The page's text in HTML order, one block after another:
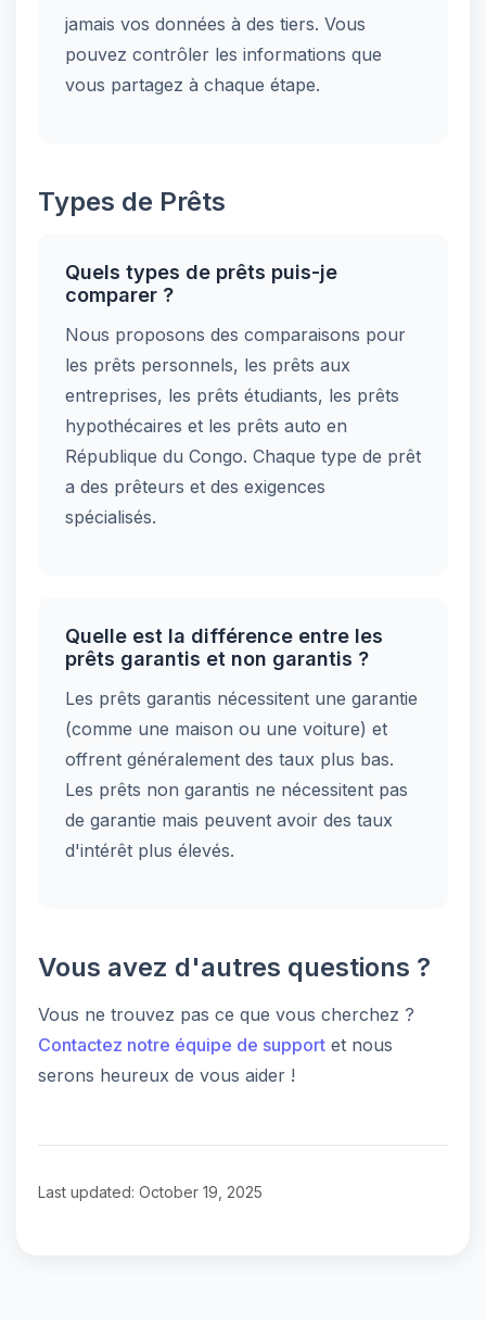
jamais vos données à des tiers. Vous
pouvez contrôler les informations que
vous partagez à chaque étape.
Types de Prêts
Quels types de prêts puis-je
comparer ?
Nous proposons des comparaisons pour
les prêts personnels, les prêts aux
entreprises, les prêts étudiants, les prêts
hypothécaires et les prêts auto en
République du Congo. Chaque type de prêt
a des prêteurs et des exigences
spécialisés.
Quelle est la différence entre les
prêts garantis et non garantis ?
Les prêts garantis nécessitent une garantie
(comme une maison ou une voiture) et
offrent généralement des taux plus bas.
Les prêts non garantis ne nécessitent pas
de garantie mais peuvent avoir des taux
d'intérêt plus élevés.
Vous avez d'autres questions ?
Vous ne trouvez pas ce que vous cherchez ?
Contactez notre équipe de support et nous
serons heureux de vous aider !
Last updated: October 19, 2025